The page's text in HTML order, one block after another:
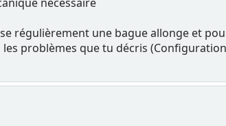
régulièrement une bague allonge et
problèmes que tu décris